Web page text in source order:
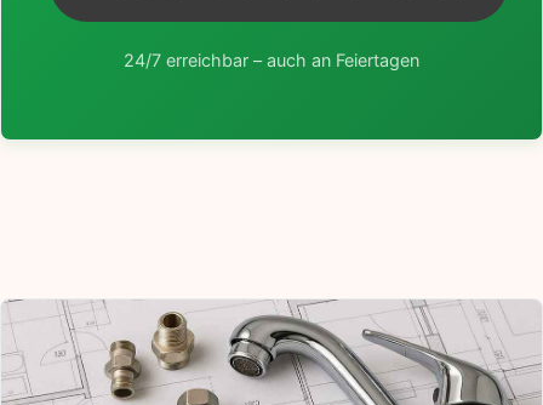
24/7 erreichbar – auch an Feiertagen